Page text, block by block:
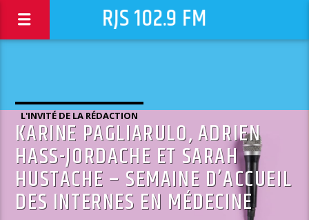
RJS 102.9 FM
L'INVITÉ DE LA RÉDACTION
KARINE PAGLIARULO, ADRIEN
HASS-JORDACHE ET SARAH
HUSTACHE – SEMAINE D’ACCUEIL
DES INTERNES EN MÉDECINE